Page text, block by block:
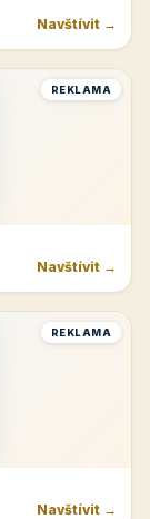
Navštívit →
REKLAMA
Navštívit →
REKLAMA
Navštívit →